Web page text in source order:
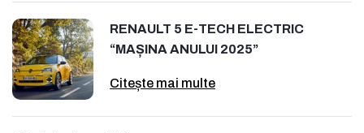
RENAULT 5 E-TECH ELECTRIC
“MAȘINA ANULUI 2025”
Citește mai multe